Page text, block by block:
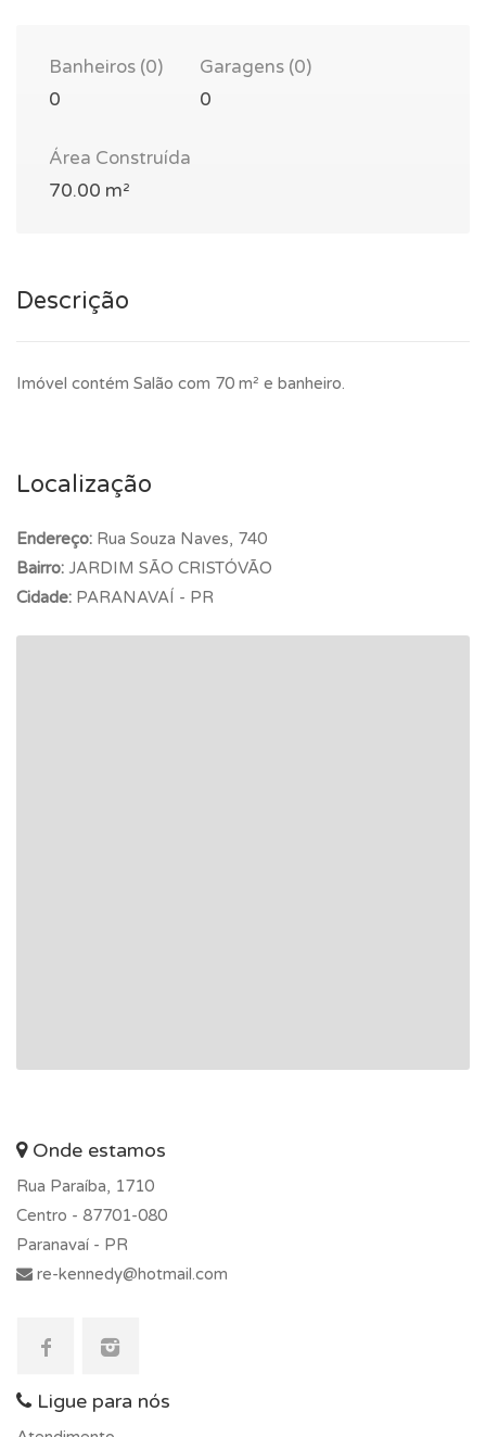
Banheiros (0)
0
Garagens (0)
0
Área Construída
70.00 m²
Descrição
Imóvel contém Salão com 70 m² e banheiro.
Localização
Endereço: Rua Souza Naves, 740
Bairro: JARDIM SÃO CRISTÓVÃO
Cidade: PARANAVAÍ - PR
Onde estamos
Rua Paraíba, 1710
Centro - 87701-080
Paranavaí - PR
re-kennedy@hotmail.com
Ligue para nós